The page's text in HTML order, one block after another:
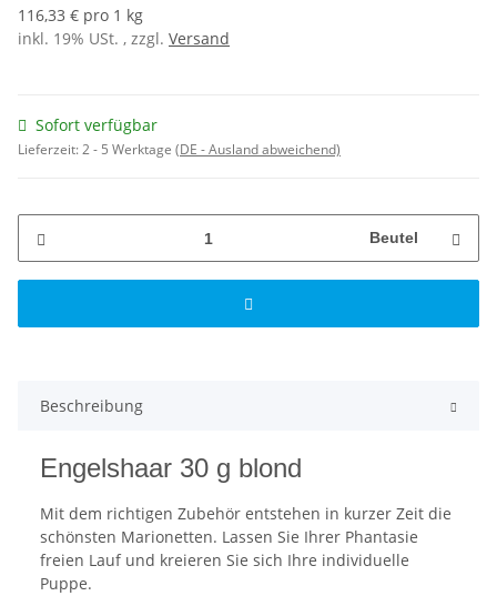
116,33 € pro 1 kg
inkl. 19% USt. , zzgl. Versand
Sofort verfügbar
Lieferzeit:2 - 5 Werktage (DE - Ausland abweichend)
Beutel
Beschreibung
Engelshaar 30 g blond
Mit dem richtigen Zubehör entstehen in kurzer Zeit die
schönsten Marionetten. Lassen Sie Ihrer Phantasie
freien Lauf und kreieren Sie sich Ihre individuelle
Puppe.